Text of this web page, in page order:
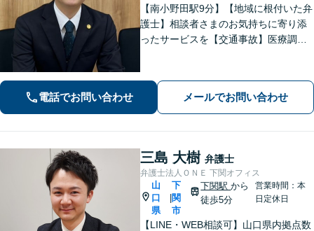
【南小野田駅9分】【地域に根付いた弁
護士】相談者さまのお気持ちに寄り添
ったサービスを【交通事故】医療調査
実調査と判例をリサーチし、不公平感
のない相続を実現【WEB面談】
電話でお問い合わせ メールでお問い合わせ
三島 大樹 弁護士
弁護士法人ＯＮＥ 下関オフィス
山
口
県
下
関
市
下関駅から
徒歩5分
営業時間：本
日定休日
【LINE・WEB相談可】山口県内拠点数